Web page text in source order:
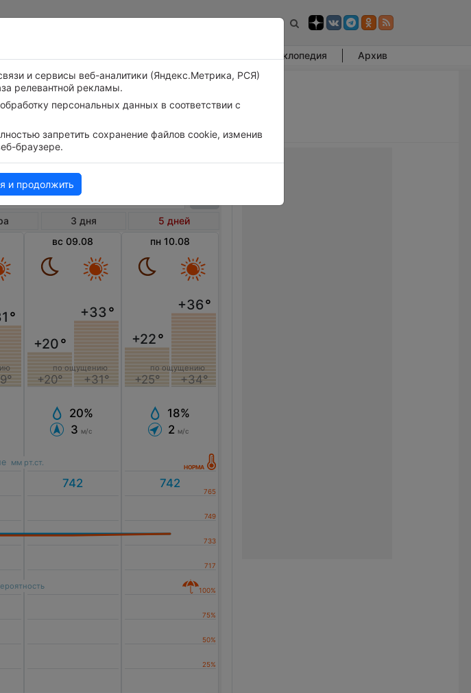
Энциклопедия Архив
5 дней
3 дня
5 дней
°
вс 09.08
+20°
+20°
+33°
+31°
по ощущению
20%
3 м/с
пн 10.08
+22°
+25°
+36°
+34°
по ощущению
18%
2 м/с
мм рт.ст.
и сервисы веб-аналитики (Яндекс.Метрика, РСЯ)
релевантной рекламы.
персональных данных в соответствии с
запретить сохранение файлов cookie, изменив
браузере.
и продолжить